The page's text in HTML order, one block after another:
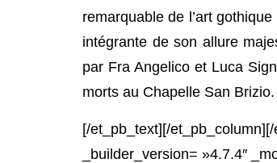
remarquable de l’art
intégrante de son allure
par Fra Angelico et Luca
morts au Chapelle San Brizio.
[/et_pb_text][/
_builder_version= »4.7.4″